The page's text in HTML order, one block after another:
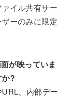
イル共有サー
ーのみに限定
が映っていま
か?
、内部デー